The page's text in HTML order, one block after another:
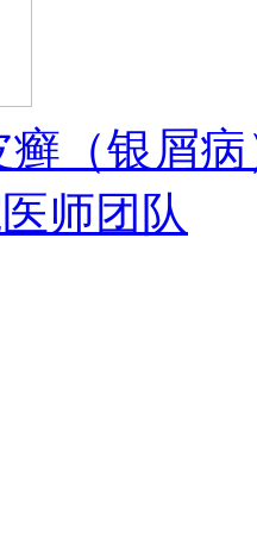
癣（银屑
师团队